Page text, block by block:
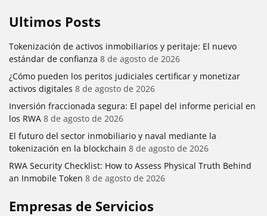
Ultimos Posts
Tokenización de activos inmobiliarios y peritaje: El nuevo
estándar de confianza 8 de agosto de 2026
¿Cómo pueden los peritos judiciales certificar y monetizar
activos digitales 8 de agosto de 2026
Inversión fraccionada segura: El papel del informe pericial en
los RWA 8 de agosto de 2026
El futuro del sector inmobiliario y naval mediante la
tokenización en la blockchain 8 de agosto de 2026
RWA Security Checklist: How to Assess Physical Truth Behind
an Inmobile Token 8 de agosto de 2026
Empresas de Servicios